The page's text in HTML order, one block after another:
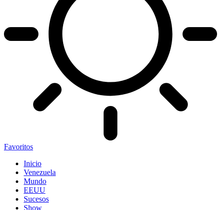
Favoritos
Inicio
Venezuela
Mundo
EEUU
Sucesos
Show